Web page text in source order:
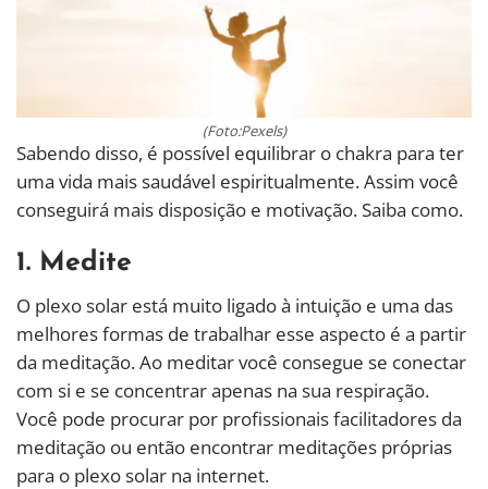
(Foto:Pexels)
Sabendo disso, é possível equilibrar o chakra para ter
uma vida mais saudável espiritualmente. Assim você
conseguirá mais disposição e motivação. Saiba como.
1. Medite
O plexo solar está muito ligado à intuição e uma das
melhores formas de trabalhar esse aspecto é a partir
da meditação. Ao meditar você consegue se conectar
com si e se concentrar apenas na sua respiração.
Você pode procurar por profissionais facilitadores da
meditação ou então encontrar meditações próprias
para o plexo solar na internet.